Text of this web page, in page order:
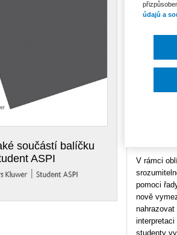
součástí balíčku
ASPI
Typ
Publikace
V rámci
pomoci
nově
studenty
údajů a